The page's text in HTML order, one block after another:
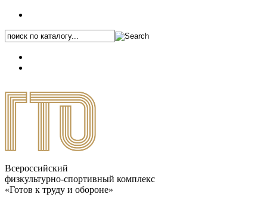
Всероссийский
физкультурно-спортивный комплекс
«Готов к труду и обороне»